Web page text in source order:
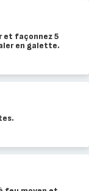
et façonnez 5
en galette.